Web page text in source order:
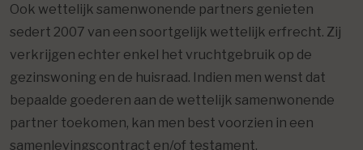
Ook wettelijk samenwonende partners genieten
sedert 2007 van een soortgelijk wettelijk erfrecht. Zij
verkrijgen echter enkel het vruchtgebruik op de
gezinswoning en de huisraad. Indien men wenst dat
bepaalde goederen aan de wettelijk samenwonende
partner toekomen, kan men best voorzien in een
samenlevingscontract en/of testament.